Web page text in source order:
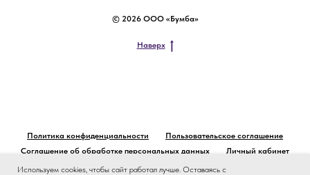
Используем cookies, чтобы сайт работал лучше. Оставаясь с
© 2026 ООО «Бумба»
Наверх
Политика конфиденциальности
Пользовательское соглашение
Соглашение об обработке персональных данных
Личный кабинет